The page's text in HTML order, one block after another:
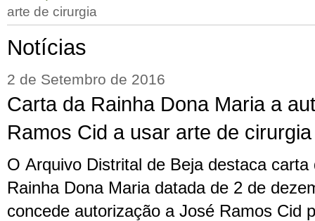
arte de cirurgia
Notícias
2 de Setembro de 2016
Carta da Rainha Dona Maria a
Ramos Cid a usar arte de cirurgia
O Arquivo Distrital de Beja destaca
Rainha Dona Maria datada de 2 de
concede autorização a José Ramos Cid